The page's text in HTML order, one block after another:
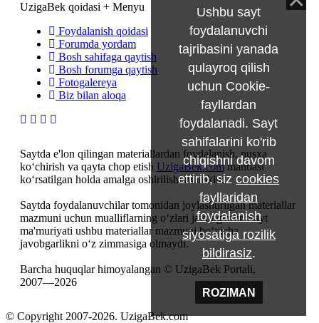
UzigaBek qoidasi + Menyu
Foydalanish qoidasi
Forumda yordam
Bosh sahifaga qaytish
Bosh forumga qaytish
Fotogalereya
Biz bilan aloqa
Saytda e'lon qilingan materiallardan foydalanish, nusxa
ko‘chirish va qayta chop etish UzigaBek.commanbasi
ko‘rsatilgan holda amalga oshirilishi mumkin.
Saytda foydalanuvchilar tomonidan joylashtirilgan materiallar
mazmuni uchun mualliflarning o‘zlari javobgardir. Sayt
ma'muriyati ushbu materiallar mazmuni bo‘yicha
javobgarlikni o‘z zimmasiga olmaydi.
Barcha huquqlar himoyalangan © UzigaBek Portali,
2007—2026
© Copyright 2007-2026. UzigaBek.com
Ushbu sayt
foydalanuvchi
tajribasini yanada
qulayroq qilish
uchun Cookie-
fayllardan
foydalanadi. Sayt
sahifalarini ko'rib
chiqishni davom
ettirib, sizcookies
fayllaridan
foydalanish
siyosatiga rozilik
bildirasiz.
ROZIMAN